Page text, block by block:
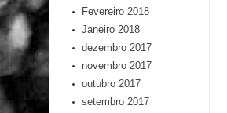
Fevereiro 2018
Janeiro 2018
dezembro 2017
novembro 2017
outubro 2017
setembro 2017